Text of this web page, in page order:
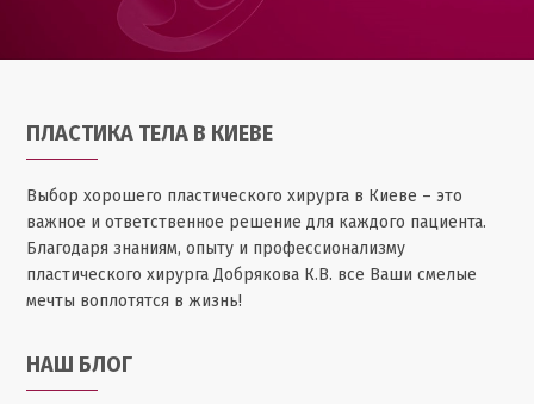
ПЛАСТИКА ТЕЛА В КИЕВЕ
Выбор хорошего пластического хирурга в Киеве – это
важное и ответственное решение для каждого пациента.
Благодаря знаниям, опыту и профессионализму
пластического хирурга Добрякова К.В. все Ваши смелые
мечты воплотятся в жизнь!
НАШ БЛОГ